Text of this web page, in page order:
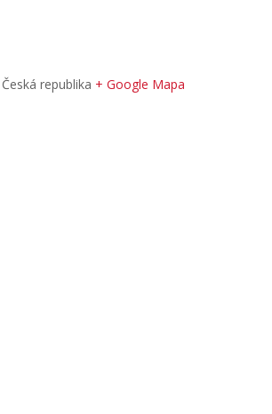
Česká republika + Google Mapa